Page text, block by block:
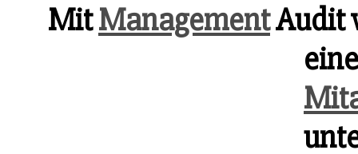
MitManagementAudit